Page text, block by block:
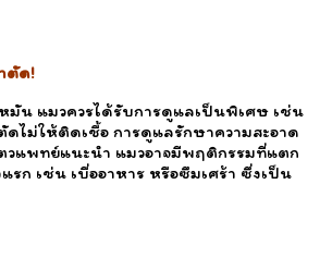
ตัด!
มัน แมวควรได้รับการดูแลเป็นพิเศษ เช่น
ไม่ให้ติดเชื้อ การดูแลรักษาความสะอาด
วแพทย์แนะนำ แมวอาจมีพฤติกรรมที่แตก
รก เช่น เบื่ออาหาร หรือซึมเศร้า ซึ่งเป็น